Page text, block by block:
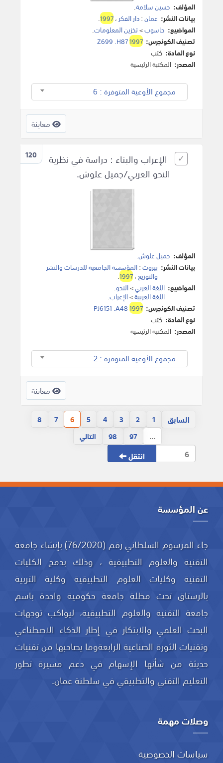
المؤلف: حسين سلامة.
بيانات النشر: عمان:دار الفكر ،1997
.
المواضيع: حاسوب>تخزين المعلومات.
تصنيف الكونجرس:
Z699 .H871997
نوع المادة: كتب
المصدر: المكتبة الرئيسية
مجموع الأوعية المتوفرة : 6
معاينة
120
الإعراب والبناء : دراسة في نظرية
النحو العربي/جميل علوش.
المؤلف: جميل علوش.
بيانات النشر: بيروت:المؤسسة الجامعية للدرسات والنشر
والتوزيع،1997
.
المواضيع: اللغة العربي>النحو.
اللغة العربية>الإعراب.
تصنيف الكونجرس:
PJ6151 .A481997
نوع المادة: كتب
المصدر: المكتبة الرئيسية
مجموع الأوعية المتوفرة : 2
معاينة
السابق 1
2
3
4
5
6
7
8
...
97
98 التالي
انتقل
عن المؤسسة
جاء المرسوم السلطاني رقم (76/2020) بإنشاء جامعة
التقنية والعلوم التطبيقية ، وذلك بدمج الكليات
التقنية وكليات العلوم التطبيقية وكلية التربية
بالرستاق تحت مظلة جامعة حكومية واحدة باسم
جامعة التقنية والعلوم التطبيقية، ليواكب توجهات
البحث العلمي والابتكار في إطار الذكاء الاصطناعي
وتقنيات الثورة الصناعية الرابعةوما يصاحبها من تقنيات
حديثة من شأنها الإسهام في دعم مسيرة تطور
التعليم التقني والتطبيقي في سلطنة عمان.
وصلات مهمة
سياسات الخصوصية